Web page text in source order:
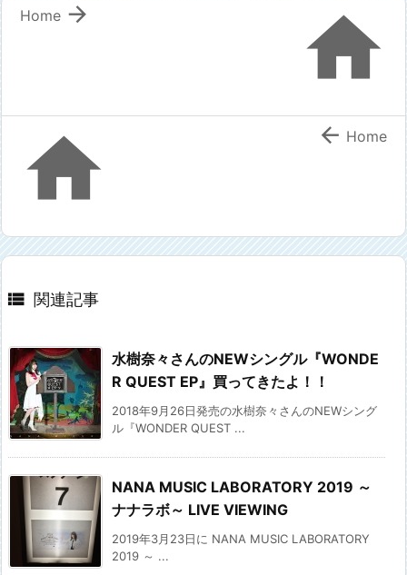


Home
  Home
 関連記事
水樹奈々さんのNEWシングル『WONDE
R QUEST EP』買ってきたよ！！
2018年9月26日発売の水樹奈々さんのNEWシング
ル『WONDER QUEST ...
NANA MUSIC LABORATORY 2019 ～
ナナラボ～ LIVE VIEWING
2019年3月23日に NANA MUSIC LABORATORY
2019 ～ ...